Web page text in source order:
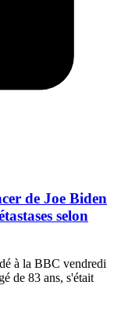
de Joe Biden
selon
à la BBC vendredi
de 83 ans, s'était